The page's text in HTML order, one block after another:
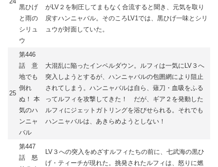
黒ひげ
と雨の
シリュ
ウ
がLV２を制圧してまもなく合流すると聞き、元気を取り
戻すハンニャバル。そのころLV1では、黒ひげ一味とシリ
ュウが対面していた。
25
第446
話 意
地でも
倒れ
ぬ！ 本
気のハ
ンニャ
バル
大混乱に陥ったインペルダウン。ルフィは一気にLV３へ
突入しようとするが、ハンニャバルの包囲網により阻止
されてしまう。ハンニャバルは自ら、薙刀・血吸をふる
ってルフィを攻撃してきた！ だが、ギア２を発動した
ルフィにジェットガトリングを浴びせられる。それでも
ハンニャバルは、あきらめようとしない！
第447
話 怒
LV３への突入をめざすルフィたちの前に、七武海の黒ひ
げ・ティーチが現れた。挑発されたルフィは、怒りに燃